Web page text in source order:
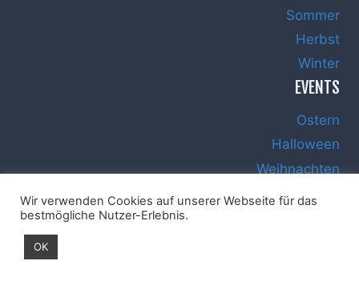
Sommer
Herbst
Winter
EVENTS
Ostern
Halloween
Weihnachten
Silvester
Wir verwenden Cookies auf unserer Webseite für das
bestmögliche Nutzer-Erlebnis.
OK